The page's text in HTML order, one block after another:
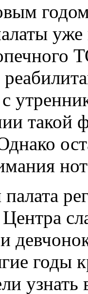
годом
такой
годы
узнать